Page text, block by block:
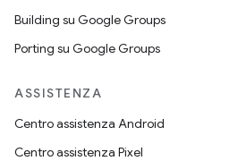
Building su Google Groups
Porting su Google Groups
ASSISTENZA
Centro assistenza Android
Centro assistenza Pixel